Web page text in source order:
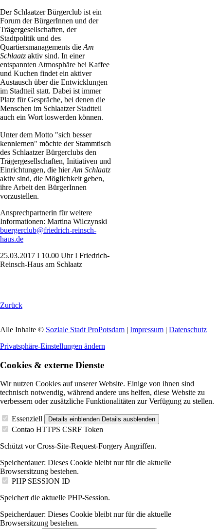
Der Schlaatzer Bürgerclub ist ein
Forum der BürgerInnen und der
Trägergesellschaften, der
Stadtpolitik und des
Quartiersmanagements die Am
Schlaatz aktiv sind. In einer
entspannten Atmosphäre bei Kaffee
und Kuchen findet ein aktiver
Austausch über die Entwicklungen
im Stadtteil statt. Dabei ist immer
Platz für Gespräche, bei denen die
Menschen im Schlaatzer Stadtteil
auch ein Wort loswerden können.
Unter dem Motto "sich besser
kennlernen" möchte der Stammtisch
des Schlaatzer Bürgerclubs den
Trägergesellschaften, Initiativen und
Einrichtungen, die hierAm Schlaatz
aktiv sind, die Möglichkeit geben,
ihre Arbeit den BürgerInnen
vorzustellen.
Ansprechpartnerin für weitere
Informationen: Martina Wilczynski
buergerclub@friedrich-reinsch-
haus.de
25.03.2017 I 10.00 Uhr I Friedrich-
Reinsch-Haus am Schlaatz
Zurück
Alle Inhalte © Soziale Stadt ProPotsdam | Impressum | Datenschutz
Privatsphäre-Einstellungen ändern
Cookies & externe Dienste
Wir nutzen Cookies auf unserer Website. Einige von ihnen sind
technisch notwendig, während andere uns helfen, diese Website zu
verbessern oder zusätzliche Funktionalitäten zur Verfügung zu stellen.
Essenziell Details einblenden Details ausblenden
Contao HTTPS CSRF Token
Schützt vor Cross-Site-Request-Forgery Angriffen.
Speicherdauer: Dieses Cookie bleibt nur für die aktuelle
Browsersitzung bestehen.
PHP SESSION ID
Speichert die aktuelle PHP-Session.
Speicherdauer: Dieses Cookie bleibt nur für die aktuelle
Browsersitzung bestehen.